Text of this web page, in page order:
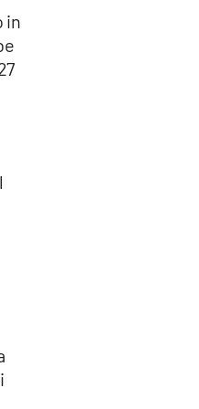
in